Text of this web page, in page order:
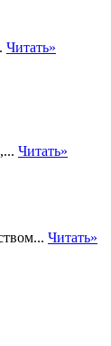
Читать»
Читать»
Читать»